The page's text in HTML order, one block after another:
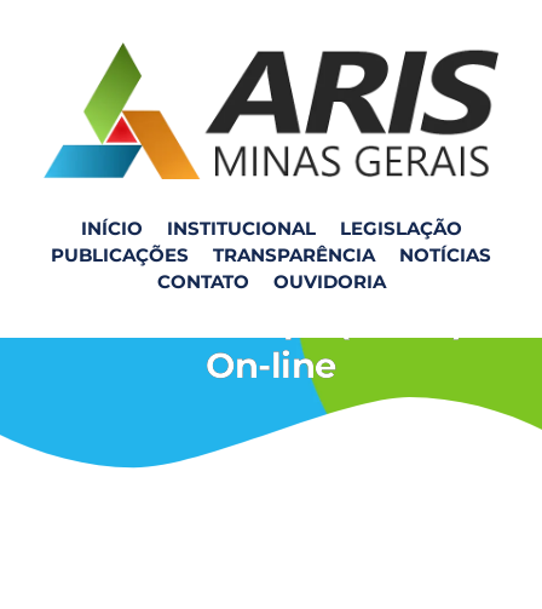
INÍCIO INSTITUCIONAL
LEGISLAÇÃO
PUBLICAÇÕES
TRANSPARÊNCIA
NOTÍCIAS
CONTATO
OUVIDORIA
Reunião com o Município
On-line